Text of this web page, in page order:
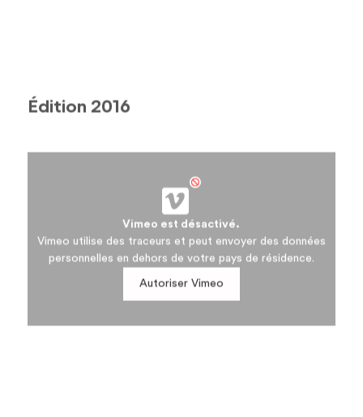
Édition 2016
Vimeo est désactivé.
personnelles en dehors de votre pays de résidence.